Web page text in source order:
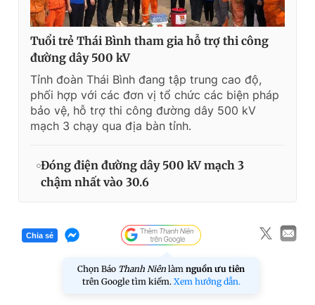
Tuổi trẻ Thái Bình tham gia hỗ trợ thi công
đường dây 500 kV
Tỉnh đoàn Thái Bình đang tập trung cao độ,
phối hợp với các đơn vị tổ chức các biện pháp
bảo vệ, hỗ trợ thi công đường dây 500 kV
mạch 3 chạy qua địa bàn tỉnh.
Đóng điện đường dây 500 kV mạch 3
chậm nhất vào 30.6
Chia sẻ
Chọn Báo Thanh Niên làm nguồn ưu tiên
trên Google tìm kiếm. Xem hướng dẫn.